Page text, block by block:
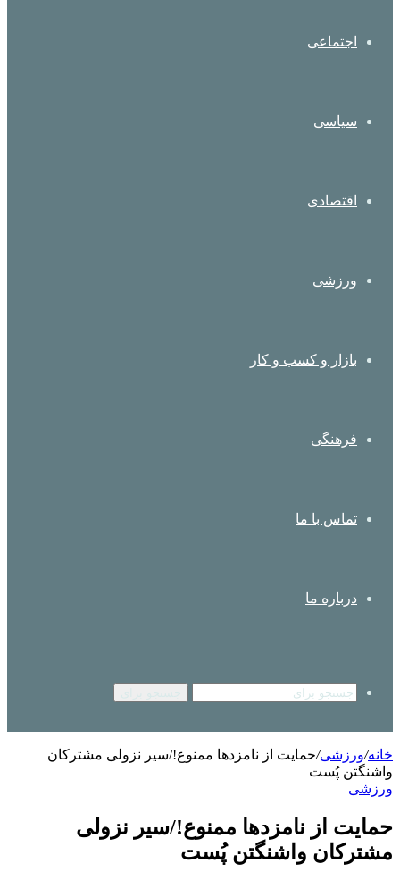
اجتماعی
سیاسی
اقتصادی
ورزشی
بازار و کسب و کار
فرهنگی
تماس با ما
درباره ما
خانه/ورزشی/حمایت از نامزدها ممنوع!/سیر نزولی مشترکان
واشنگتن پُست
ورزشی
حمایت از نامزدها ممنوع!/سیر نزولی
مشترکان واشنگتن پُست